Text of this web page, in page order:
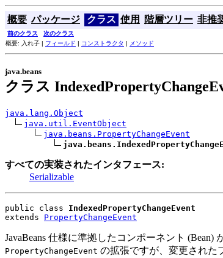
概要 パッケージ クラス 使用 階層ツリー 非推
前のクラス 次のクラス
概要: 入れ子 | フィールド | コンストラクタ | メソッド
java.beans
クラス
java.lang.Object
java.util.EventObject
java.beans.PropertyChangeEvent
すべての実装されたインタフェース:
Serializable
public class IndexedPropertyChangeEvent
extends PropertyChangeEvent
JavaBeans 仕様に準拠したコンポーネント (Bean)
PropertyChangeEvent の拡張ですが、変更された